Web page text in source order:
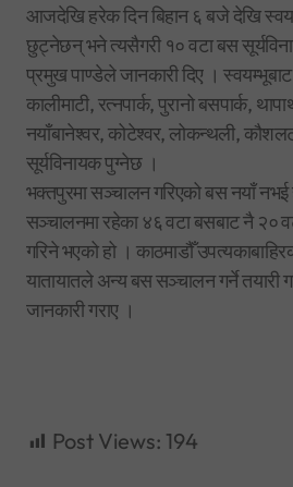
आजदेखि हरेक दिन बिहान ६ बजे देखि
छुट्नेछन् भने त्यसैगरी १० वटा बस
प्रमुख पाण्डेले जानकारी दिए ।
कालीमाटी, रत्नपार्क, पुरानो बसपार्क,
नयाँबानेश्वर, कोटेश्वर, लोकन्थली,
सूर्यविनायक पुग्नेछ ।
भक्तपुरमा सञ्चालन गरिएको बस नयाँ
सञ्चालनमा रहेका ४६ वटा बसबाट नै २०
गरिने भएको हो । काठमाडौँ
यातायातले अन्य बस सञ्चालन गर्ने तयारी
जानकारी गराए ।
Post Views: 194